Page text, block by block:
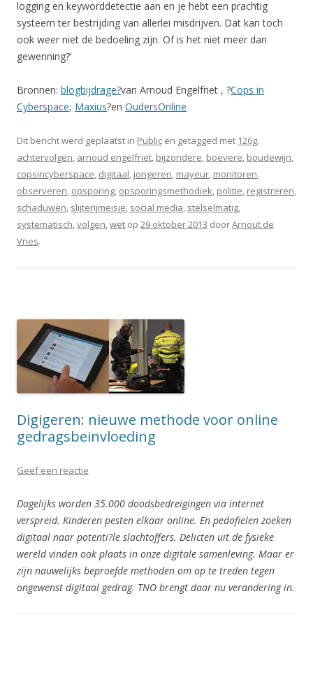
logging en keyworddetectie aan en je hebt een prachtig
systeem ter bestrijding van allerlei misdrijven. Dat kan toch
ook weer niet de bedoeling zijn. Of is het niet meer dan
gewenning?’
Bronnen: blogbijdrage?van Arnoud Engelfriet , ?Cops in
Cyberspace, Maxius?en OudersOnline
Dit bericht werd geplaatst in Public en getagged met 126g,
achtervolgen, arnoud engelfriet, bijzondere, boevere, boudewijn,
copsincyberspace, digitaal, jongeren, mayeur, monitoren,
observeren, opsporing, opsporingsmethodiek, politie, registreren,
schaduwen, slijterijmeisje, social media, stelselmatig,
systematisch,volgen,wet op 29 oktober 2013 doorArnout de
Vries.
Digigeren: nieuwe methode voor online
gedragsbeinvloeding
Geef een reactie
Dagelijks worden 35.000 doodsbedreigingen via internet
verspreid. Kinderen pesten elkaar online. En pedofielen zoeken
digitaal naar potenti?le slachtoffers. Delicten uit de fysieke
wereld vinden ook plaats in onze digitale samenleving. Maar er
zijn nauwelijks beproefde methoden om op te treden tegen
ongewenst digitaal gedrag. TNO brengt daar nu verandering in.